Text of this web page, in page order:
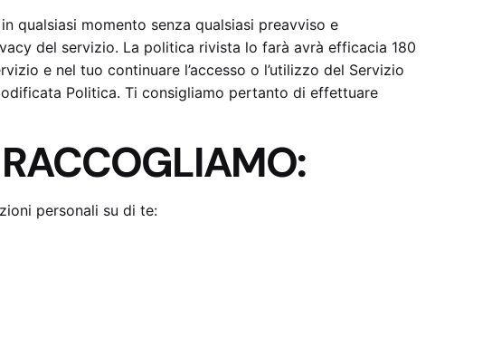
qualsiasi momento senza qualsiasi preavviso e
del servizio. La politica rivista lo farà avrà efficacia 180
e nel tuo continuare l’accesso o l’utilizzo del Servizio
Politica. Ti consigliamo pertanto di effettuare
personali su di te: